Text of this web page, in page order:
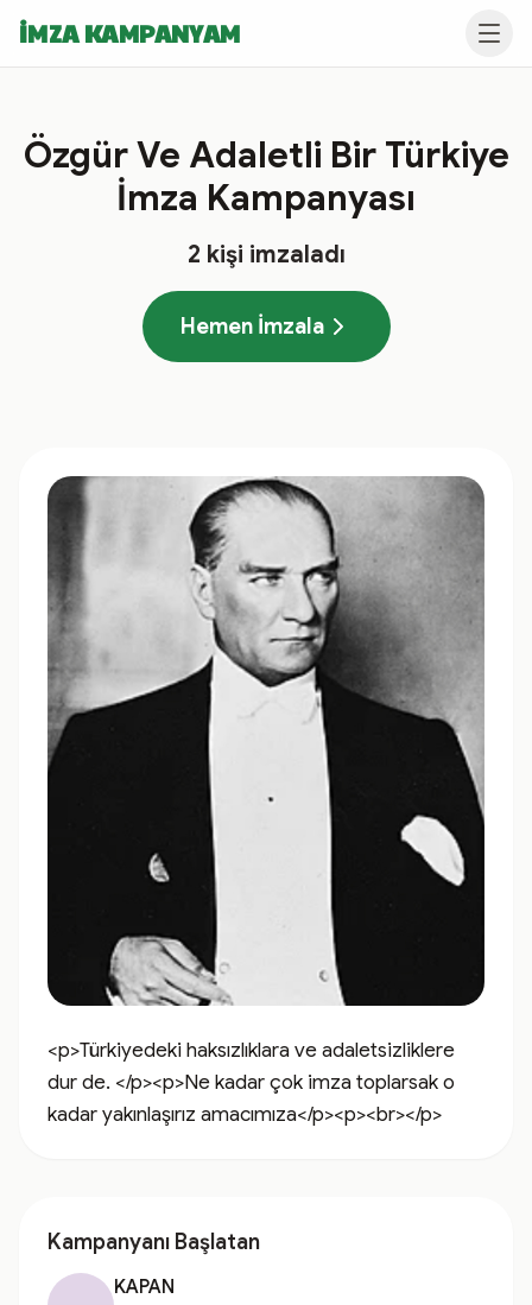
İMZA KAMPANYAM
Özgür Ve Adaletli Bir Türkiye
İmza Kampanyası
2 kişi imzaladı
Hemen İmzala
<p>Türkiyedeki haksızlıklara ve adaletsizliklere
dur de. </p><p>Ne kadar çok imza toplarsak o
kadar yakınlaşırız amacımıza</p><p><br></p>
Kampanyanı Başlatan
KAPAN